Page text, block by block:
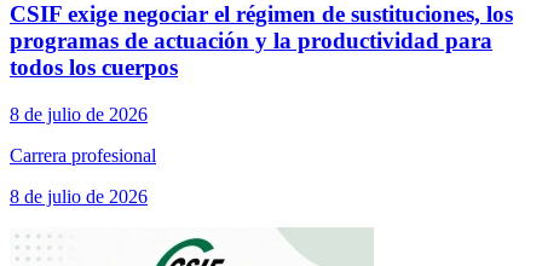
CSIF exige negociar el régimen de sustituciones, los
programas de actuación y la productividad para
todos los cuerpos
8 de julio de 2026
Carrera profesional
8 de julio de 2026